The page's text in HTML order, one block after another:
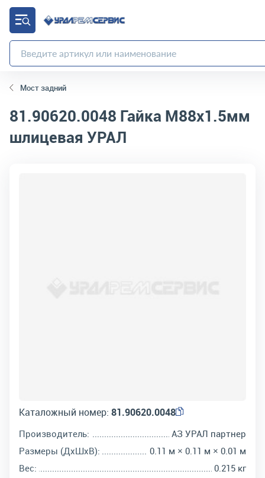
Мост задний
81.90620.0048 Гайка М88х1.5мм
шлицевая УРАЛ
Каталожный номер: 81.90620.0048
Производитель:
АЗ УРАЛ партнер
Размеры (ДхШхВ):
0.11 м × 0.11 м × 0.01 м
Вес:
0.215 кг